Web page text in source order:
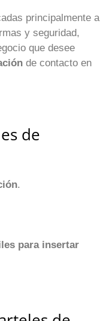
principalmente a
y seguridad,
que desee
de contacto en
de
.
para insertar